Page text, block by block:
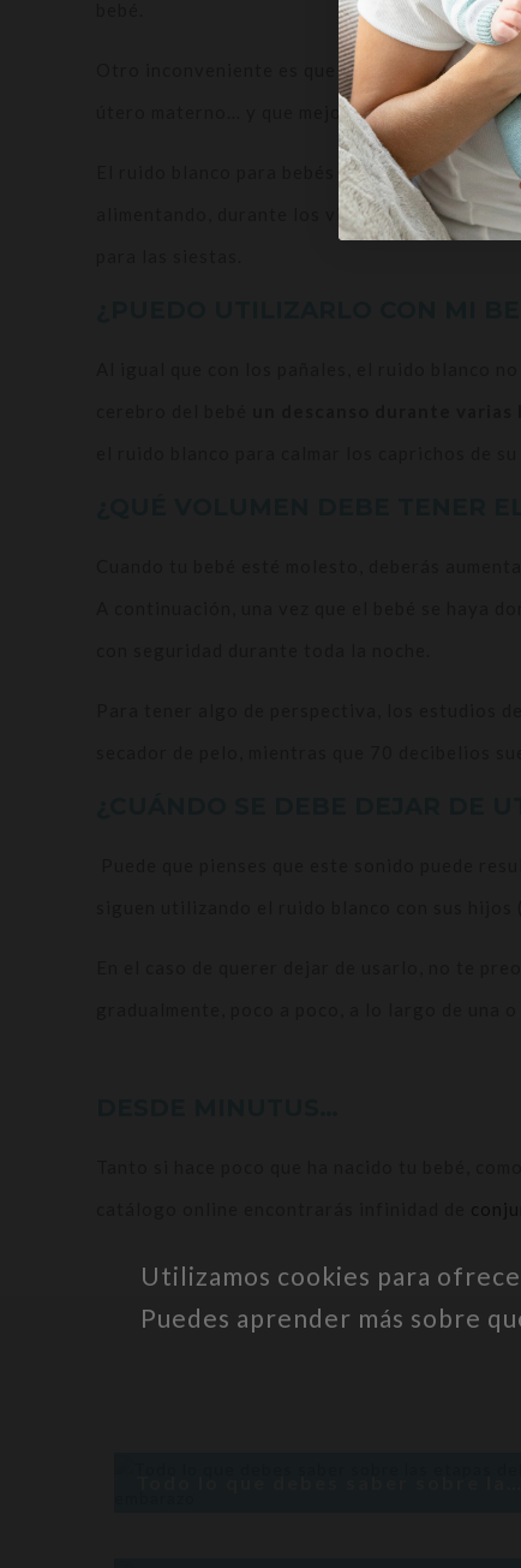
Otro inconveniente es que los altavoces de
útero materno… y que mejor favorece el
El ruido blanco para bebés puedes utilizarlo
alimentando, durante los viajes al exterior en
Utilizamos cookies para
Puedes aprender más sobre